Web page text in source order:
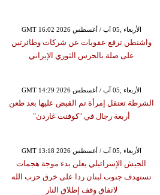
GMT 16:02 2026 الأربعاء ,05 آب / أغسطس
واشنطن ترفع عقوبات عن شركات وطائرتين
على صلة بالحرس الثوري الإيراني
GMT 14:29 2026 الأربعاء ,05 آب / أغسطس
الشرطة تعتقل إمرأة تم القبض عليها بعد طعن
أربعة رجال في "كوفنت غاردن"
GMT 13:18 2026 الأربعاء ,05 آب / أغسطس
الجيش الإسرائيلي يعلن بدء موجة هجمات
تستهدف جنوب لبنان ردا على خرق حزب الله
لاتفاق وقف إطلاق النار